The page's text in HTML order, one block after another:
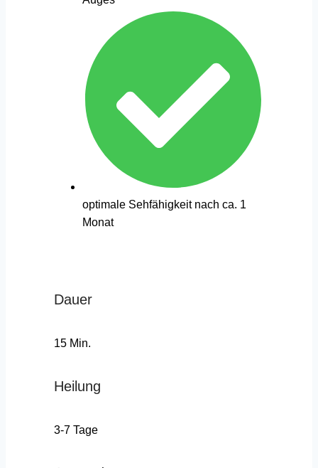
optimale Sehfähigkeit nach ca. 1
Monat
Dauer
15 Min.
Heilung
3-7 Tage